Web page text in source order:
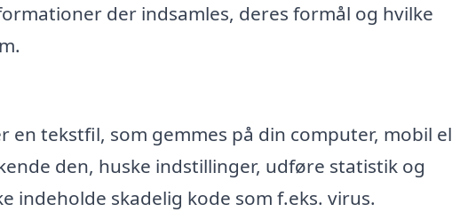
der indsamles, deres formål og hvilke
en tekstfil, som gemmes på din computer, mobil
den, huske indstillinger, udføre statistik og
indeholde skadelig kode som f.eks. virus.